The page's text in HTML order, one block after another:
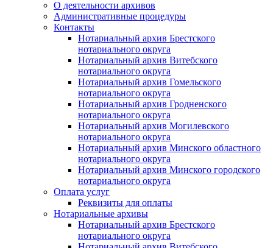
О деятельности архивов
Административные процедуры
Контакты
Нотариальный архив Брестского
нотариального округа
Нотариальный архив Витебского
нотариального округа
Нотариальный архив Гомельского
нотариального округа
Нотариальный архив Гродненского
нотариального округа
Нотариальный архив Могилевского
нотариального округа
Нотариальный архив Минского областного
нотариального округа
Нотариальный архив Минского городского
нотариального округа
Оплата услуг
Реквизиты для оплаты
Нотариальные архивы
Нотариальный архив Брестского
нотариального округа